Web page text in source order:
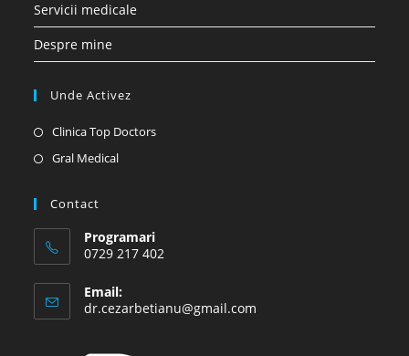
Servicii medicale
Despre mine
Unde Activez
Clinica Top DoctorsOpens
Gral MedicalOpens
tab
Contact
Programari
0729 217 402
Email:
dr.cezarbetianu@gmail.com